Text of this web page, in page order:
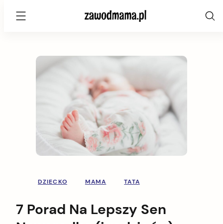
zawodmama.pl
DZIECKO MAMA TATA
7 Porad Na Lepszy Sen